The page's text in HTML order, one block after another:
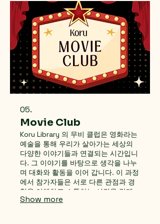
from diverse cultures. Members
enjoy observing, thinking logically,
and discovering strategies while
playing together. Through these
experiences, they naturally
develop problem-solving skills and
the ability to collaborate with
others.
05.
Movie Club
Koru Library 의 무비 클럽은 영화라는
예술을 통해 우리가 살아가는 세상의
다양한 이야기들과 연결되는 시간입니
다. 그 이야기를 바탕으로 생각을 나누
며 대화와 활동을 이어 갑니다. 이 과정
에서 참가자들은 서로 다른 관점과 경
험을 이해하고 소통하는 시간을 갖게
됩니다. The Movie Club at Koru
Show more